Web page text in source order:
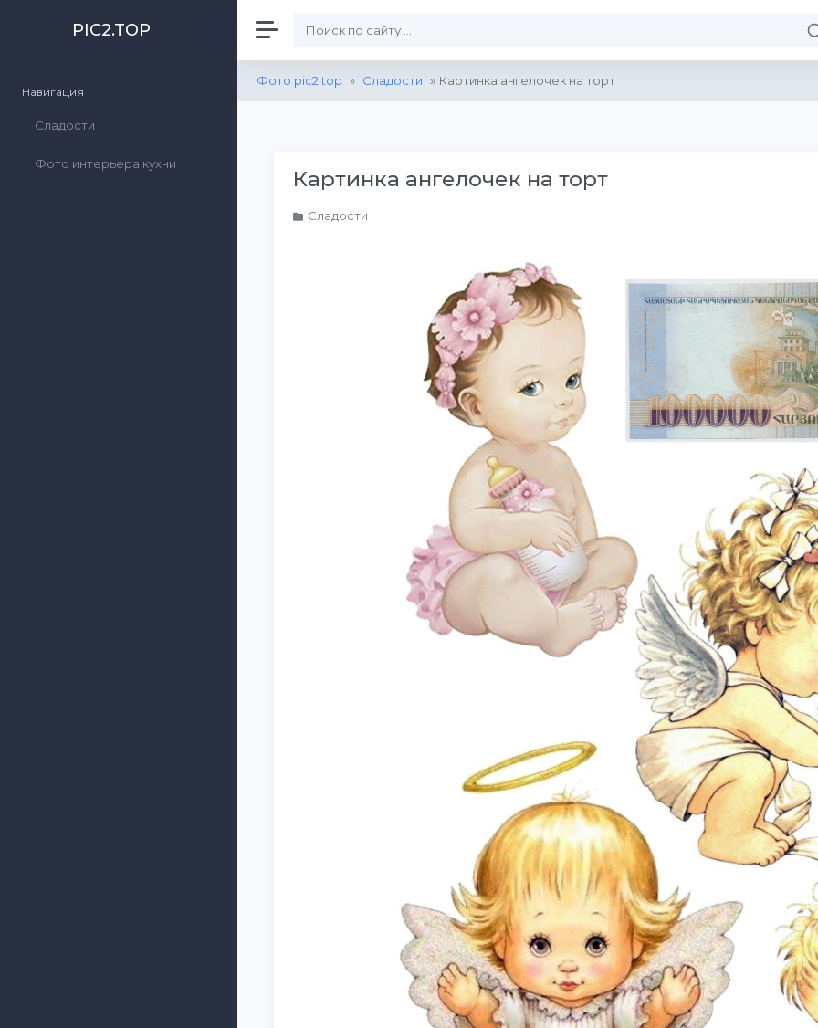
PIC2.TOP
Навигация
Сладости
Фото интерьера кухни
Фото pic2.top » Сладости » Картинка ангелочек на торт
Картинка ангелочек на торт
Сладости